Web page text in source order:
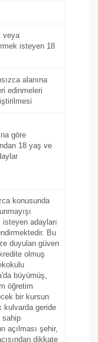
veya
isteyen 18
alanına
edinmeleri
göre
18 yaş ve
konusunda
isteyen adayları
Bu
duyulan güven
olmuş
büyümüş,
öğretim
bir kursun
kulvarda geride
sahip
açılması şehir,
dikkate